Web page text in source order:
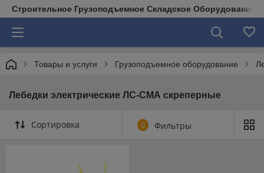
Строительное Грузоподъемное Складское Оборудование
Товары и услуги Грузоподъемное оборудование
Лебедки электрические ЛС-СМА скреперные
Сортировка 0 Фильтры